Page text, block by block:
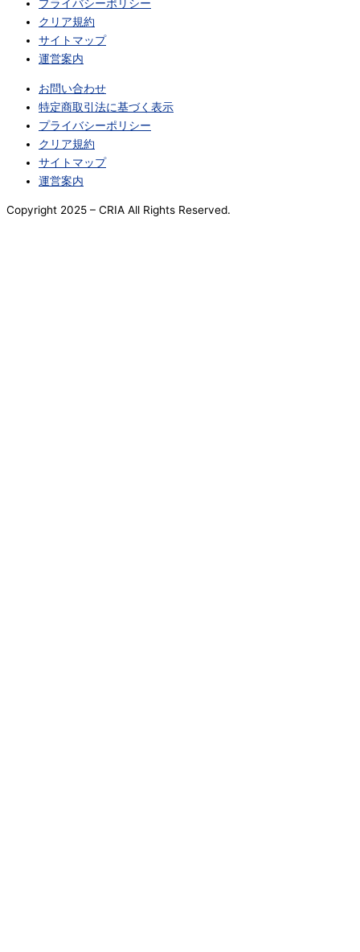
プライバシーポリシー
クリア規約
サイトマップ
運営案内
お問い合わせ
特定商取引法に基づく表示
プライバシーポリシー
クリア規約
サイトマップ
運営案内
Copyright 2025 – CRIA All Rights Reserved.